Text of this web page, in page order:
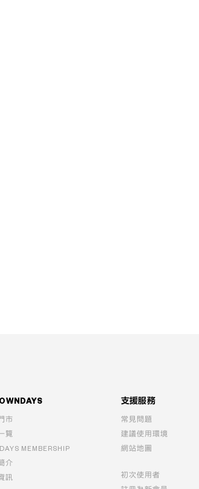
市
覽
MEMBERSHIP
介
訊
支援服務
常見問題
建議使用環境
網站地圖
初次使用者